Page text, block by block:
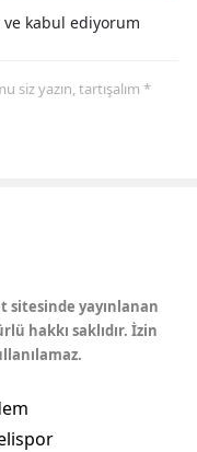
kabul ediyorum
siz yazın, tartışalım *
yayınlanan
hakkı saklıdır. İzin